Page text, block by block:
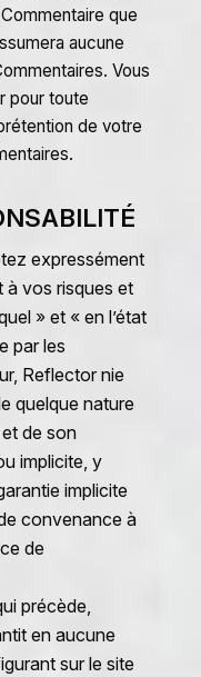
que
aucune
Vous
pour toute
de votre
expressément
à vos risques et
» et « en l’état
par les
Reflector nie
quelque nature
de son
implicite, y
implicite
convenance à
de
précède,
en aucune
sur le site